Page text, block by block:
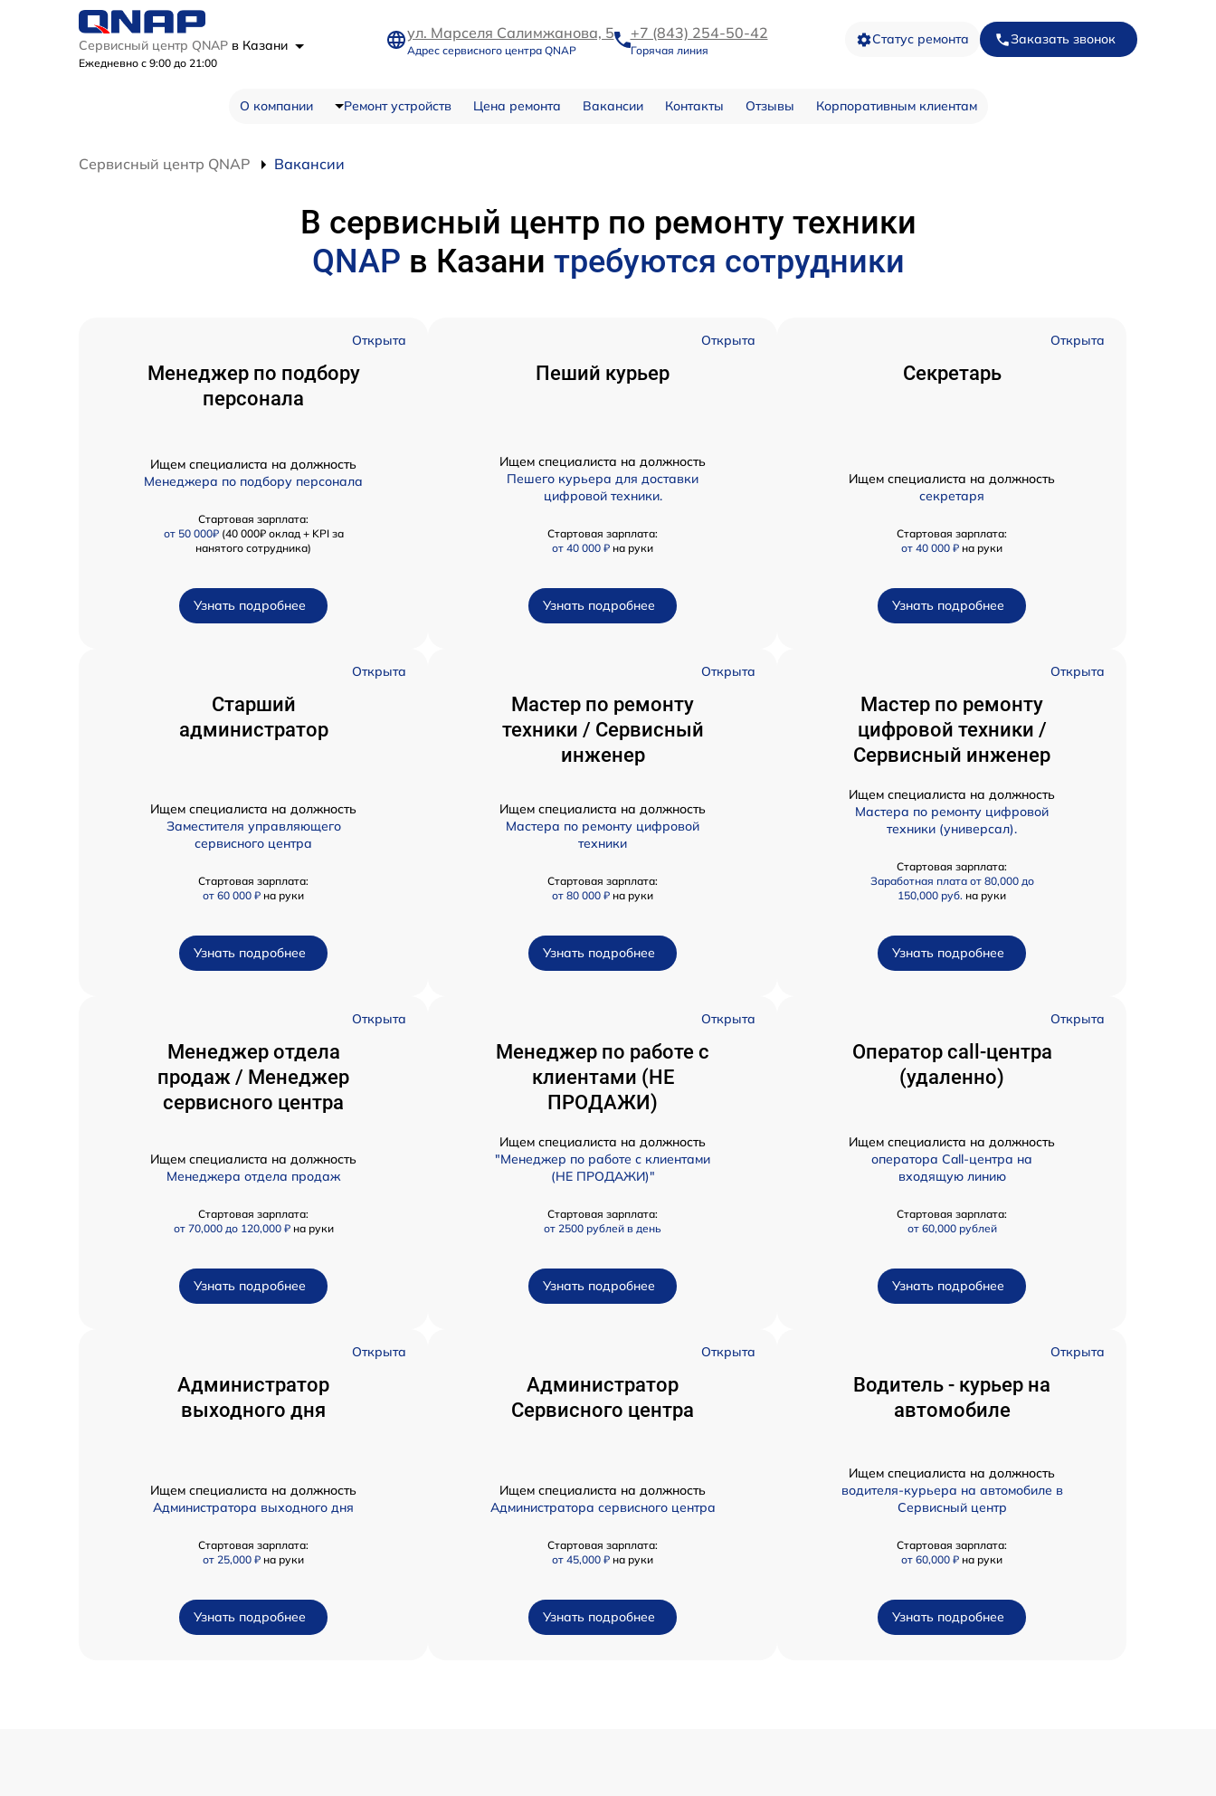
Сервисный центр QNAP в Казани
Ежедневно с 9:00 до 21:00
ул. Марселя Салимжанова, 5
Адрес сервисного центра QNAP
+7 (843) 254-50-42
Горячая линия
Статус ремонта Заказать звонок
О компании Ремонт устройств Цена ремонта Вакансии Контакты Отзывы Корпоративным клиентам
Сервисный центр QNAP Вакансии
В сервисный центр по ремонту техники
QNAP в Казани требуются сотрудники
Открыта
Менеджер по подбору
персонала
Ищем специалиста на должность
Менеджера по подбору персонала
Стартовая зарплата:
от 50 000₽(40 000₽ оклад + KPI за
нанятого сотрудника)
Узнать подробнее
Открыта
Пеший курьер
Ищем специалиста на должность
Пешего курьера для доставки
цифровой техники.
Стартовая зарплата:
от 40 000 ₽ на руки
Узнать подробнее
Открыта
Секретарь
Ищем специалиста на должность
секретаря
Стартовая зарплата:
от 40 000 ₽ на руки
Узнать подробнее
Открыта
Старший
администратор
Ищем специалиста на должность
Заместителя управляющего
сервисного центра
Стартовая зарплата:
от 60 000 ₽ на руки
Узнать подробнее
Открыта
Мастер по ремонту
техники / Сервисный
инженер
Ищем специалиста на должность
Мастера по ремонту цифровой
техники
Стартовая зарплата:
от 80 000 ₽ на руки
Узнать подробнее
Открыта
Мастер по ремонту
цифровой техники /
Сервисный инженер
Ищем специалиста на должность
Мастера по ремонту цифровой
техники (универсал).
Стартовая зарплата:
Заработная плата от 80,000 до
150,000 руб. на руки
Узнать подробнее
Открыта
Менеджер отдела
продаж / Менеджер
сервисного центра
Ищем специалиста на должность
Менеджера отдела продаж
Стартовая зарплата:
от 70,000 до 120,000 ₽ на руки
Узнать подробнее
Открыта
Менеджер по работе с
клиентами (НЕ
ПРОДАЖИ)
Ищем специалиста на должность
"Менеджер по работе с клиентами
(НЕ ПРОДАЖИ)"
Стартовая зарплата:
от 2500 рублей в день
Узнать подробнее
Открыта
Оператор call-центра
(удаленно)
Ищем специалиста на должность
оператора Call-центра на
входящую линию
Стартовая зарплата:
от 60,000 рублей
Узнать подробнее
Открыта
Администратор
выходного дня
Ищем специалиста на должность
Администратора выходного дня
Стартовая зарплата:
от 25,000 ₽ на руки
Узнать подробнее
Открыта
Администратор
Сервисного центра
Ищем специалиста на должность
Администратора сервисного центра
Стартовая зарплата:
от 45,000 ₽ на руки
Узнать подробнее
Открыта
Водитель - курьер на
автомобиле
Ищем специалиста на должность
водителя-курьера на автомобиле в
Сервисный центр
Стартовая зарплата:
от 60,000 ₽ на руки
Узнать подробнее